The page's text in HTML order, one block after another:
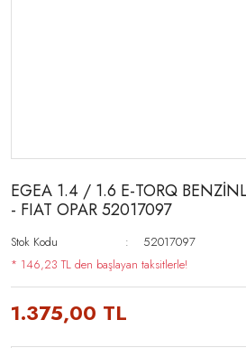
EGEA 1.4 / 1.6 E-TORQ
- FIAT OPAR 52017097
Stok Kodu
52017097
* 146,23 TL den başlayan taksitlerle!
1.375,00 TL